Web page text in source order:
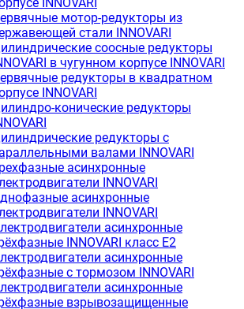
мотор-редукторы из
стали INNOVARI
соосные редукторы
в чугунном корпусе INNOVARI
редукторы в квадратном
INNOVARI
конические редукторы
редукторы с
валами INNOVARI
асинхронные
INNOVARI
асинхронные
INNOVARI
асинхронные
INNOVARI класс E2
асинхронные
с тормозом INNOVARI
асинхронные
взрывозащищенные